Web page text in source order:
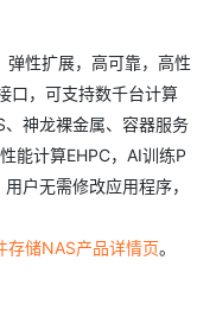
弹性扩展，高可靠，高性
口，可支持数千台计算
神龙裸金属、容器服务
能计算EHPC，AI训练P
户无需修改应用程序，
存储NAS产品详情页。